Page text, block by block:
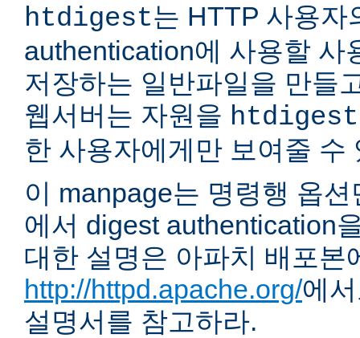
htdigest는 HTTP 사용자
authentication에 사용할 사
저장하는 일반파일을 만들
웹서버는 자원을 htdigest
한 사용자에게만 보여줄 수
이 manpage는 명령행 옵
에서 digest authentication
대한 설명은 아파치 배포본
http://httpd.apache.org/에
설명서를 참고하라.